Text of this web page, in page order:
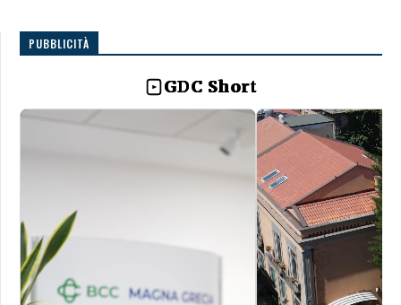
PUBBLICITÀ
GDC Short